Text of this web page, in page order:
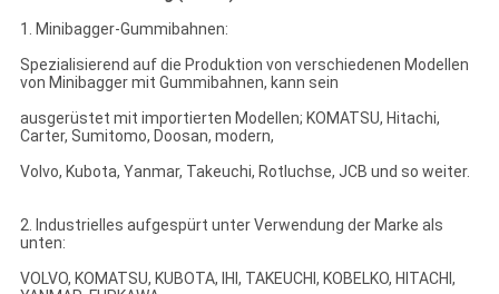
1. Minibagger-Gummibahnen:
Spezialisierend auf die Produktion von verschiedenen Modellen
von Minibagger mit Gummibahnen, kann sein
ausgerüstet mit importierten Modellen; KOMATSU, Hitachi,
Carter, Sumitomo, Doosan, modern,
Volvo, Kubota, Yanmar, Takeuchi, Rotluchse, JCB und so weiter.
2. Industrielles aufgespürt unter Verwendung der Marke als
unten:
VOLVO, KOMATSU, KUBOTA, IHI, TAKEUCHI, KOBELKO, HITACHI,